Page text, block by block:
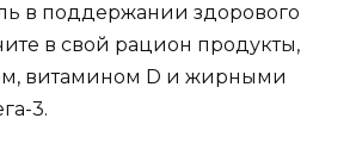
в поддержании здорового
в свой рацион продукты,
витамином D и жирными
3.